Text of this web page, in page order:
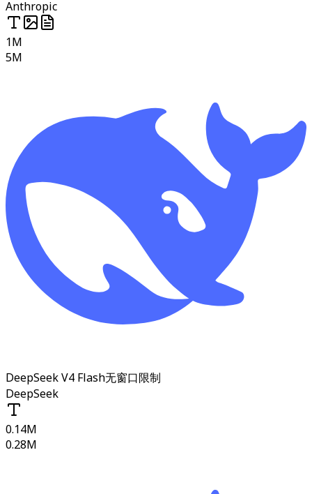
Anthropic
1M
5M
DeepSeek V4 Flash无窗口限制
DeepSeek
0.14M
0.28M